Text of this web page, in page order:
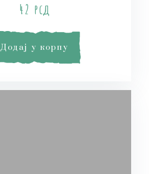
42 рсд
Додај у корпу